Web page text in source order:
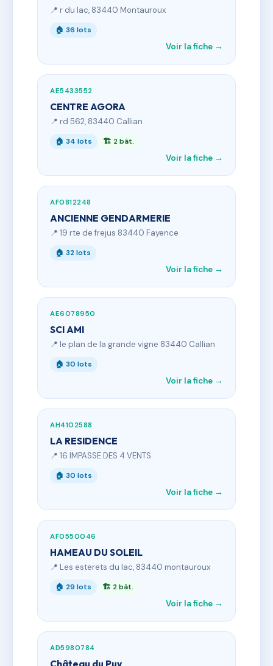
📍 r du lac, 83440 Montauroux
🏠 36 lots
Voir la fiche →
AE5433552
CENTRE AGORA
📍 rd 562, 83440 Callian
🏠 34 lots 🏗 2 bât.
Voir la fiche →
AF0812248
ANCIENNE GENDARMERIE
📍 19 rte de frejus 83440 Fayence
🏠 32 lots
Voir la fiche →
AE6078950
SCI AMI
📍 le plan de la grande vigne 83440 Callian
🏠 30 lots
Voir la fiche →
AH4102588
LA RESIDENCE
📍 16 IMPASSE DES 4 VENTS
🏠 30 lots
Voir la fiche →
AF0550046
HAMEAU DU SOLEIL
📍 Les esterets du lac, 83440 montauroux
🏠 29 lots 🏗 2 bât.
Voir la fiche →
AD5980784
Château du Puy